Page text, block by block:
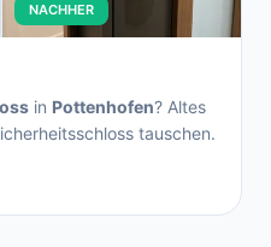
NACHHER
in Pottenhofen? Altes
tauschen.